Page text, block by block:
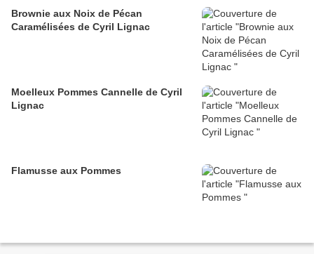
Brownie aux Noix de Pécan
Caramélisées de Cyril Lignac
Moelleux Pommes Cannelle de Cyril
Lignac
Flamusse aux Pommes